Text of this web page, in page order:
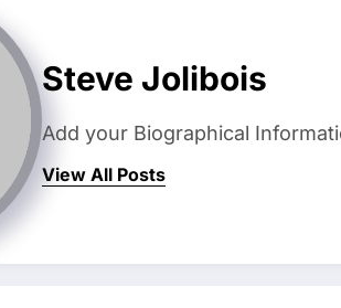
Steve Jolibois
Add your Biographical
View All Posts